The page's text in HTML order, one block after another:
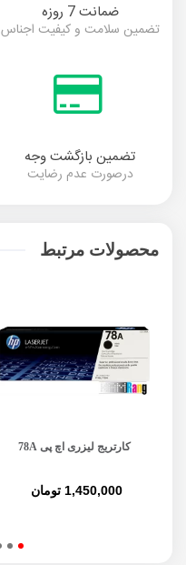
ضمانت 7 روزه
تضمین سلامت و کیفیت اجناس
تضمین بازگشت وجه
درصورت عدم رضایت
محصولات مرتبط
کارتریج لیزری اچ پی 78A
1,450,000 تومان